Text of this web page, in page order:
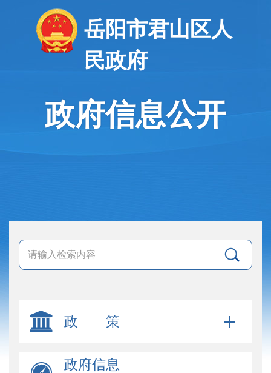
岳阳市君山区人
民政府
政府信息公开
政 策
政府信息